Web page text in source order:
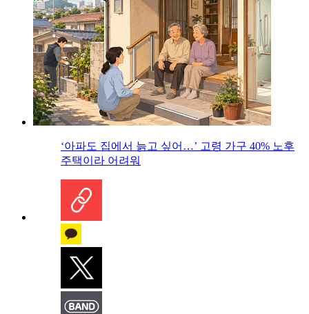
‘아파도 집에서 늙고 싶어…’ 고령 가구 40% 노후
주택이라 어려워